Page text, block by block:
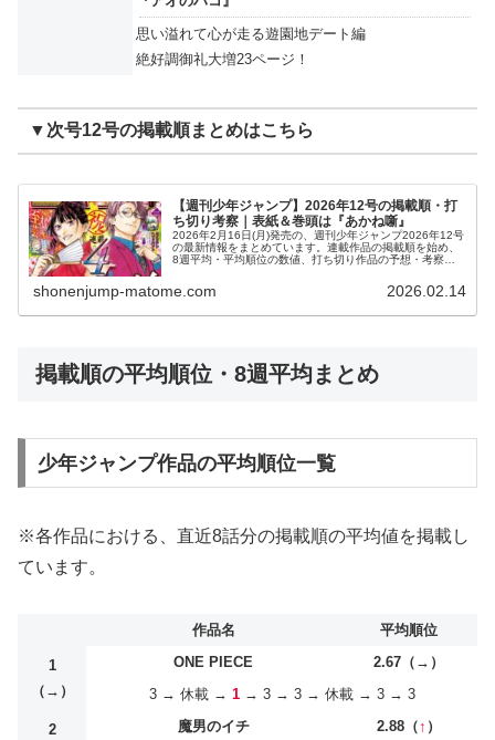
思い溢れて心が走る遊園地デート編
絶好調御礼大増23ページ！
▼次号12号の掲載順まとめはこちら
【週刊少年ジャンプ】2026年12号の掲載順・打
ち切り考察｜表紙＆巻頭は『あかね噺』
2026年2月16日(月)発売の、週刊少年ジャンプ2026年12号
の最新情報をまとめています。連載作品の掲載順を始め、
8週平均・平均順位の数値、打ち切り作品の予想・考察な
shonenjump-matome.com 2026.02.14
掲載順の平均順位・8週平均まとめ
少年ジャンプ作品の平均順位一覧
※各作品における、直近8話分の掲載順の平均値を掲載し
ています。
作品名 平均順位
1
（→）
ONE PIECE
2.67（→）
3 → 休載 → 1→ 3 → 3 → 休載 → 3 → 3
2
魔男のイチ 2.88（↑ ）